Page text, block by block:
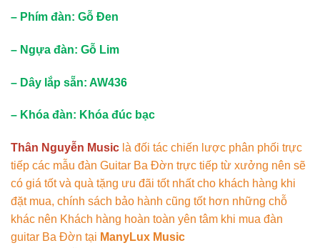
– Phím đàn: Gỗ Đen
– Ngựa đàn: Gỗ Lim
– Dây lắp sẵn: AW436
– Khóa đàn: Khóa đúc bạc
Thân Nguyễn Music là đối tác chiến lược phân phối trực
tiếp các mẫu đàn Guitar Ba Đờn trực tiếp từ xưởng nên sẽ
có giá tốt và quà tặng ưu đãi tốt nhất cho khách hàng khi
đặt mua, chính sách bảo hành cũng tốt hơn những chỗ
khác nên Khách hàng hoàn toàn yên tâm khi mua đàn
guitar Ba Đờn tại ManyLux Music